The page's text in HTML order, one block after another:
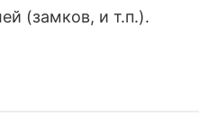
(замков, и т.п.).